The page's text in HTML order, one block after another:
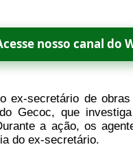
nosso canal do
ex-secretário de
Gecoc, que
a ação, os
do ex-secretário.